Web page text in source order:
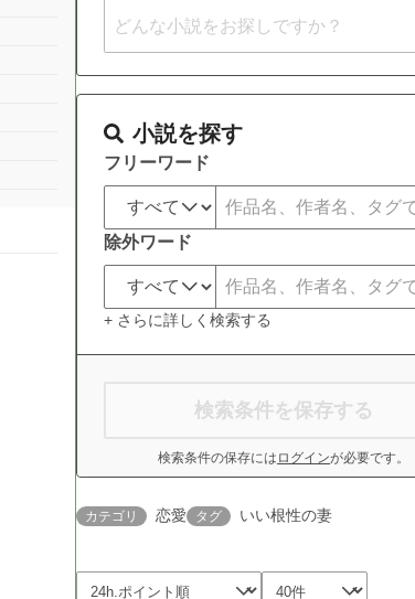
小説を探す
フリーワード
除外ワード
+ さらに詳しく検索する
検索条件を保存する
検索条件の保存には ログインが必要です。
カテゴリ 恋愛 タグ いい根性の妻